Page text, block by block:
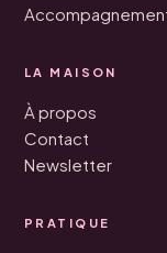
LA MAISON
À propos
Contact
Newsletter
PRATIQUE